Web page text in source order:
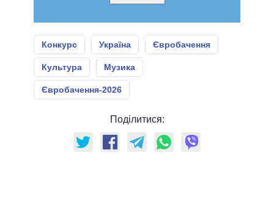
Конкурс Україна Євробачення
Культура Музика
Євробачення-2026
Поділитися: